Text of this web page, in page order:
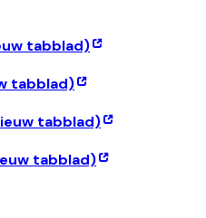
tabblad)
tabblad)
tabblad)
tabblad)